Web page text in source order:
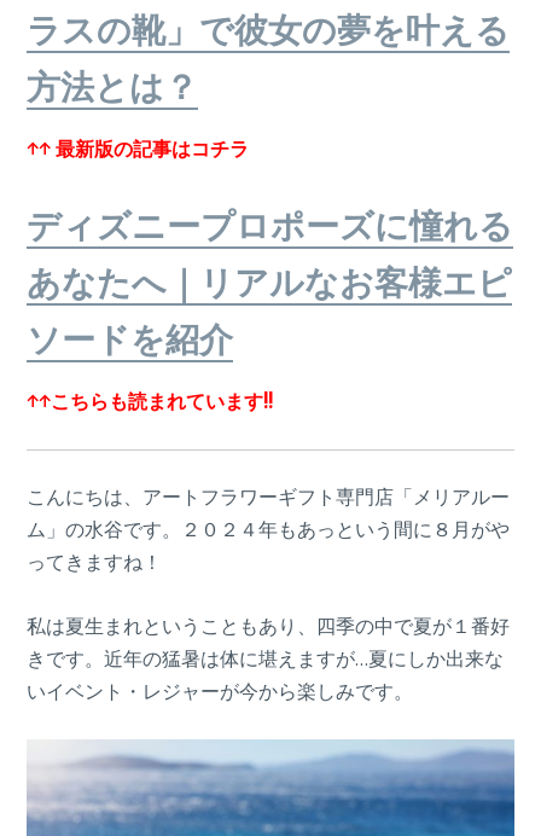
ラスの靴」で彼女の夢を叶える
方法とは？
↑↑ 最新版の記事はコチラ
ディズニープロポーズに憧れる
あなたへ｜リアルなお客様エピ
ソードを紹介
↑↑こちらも読まれています!!
こんにちは、アートフラワーギフト専門店「メリアルー
ム」の水谷です。２０２４年もあっという間に８月がや
ってきますね！
私は夏生まれということもあり、四季の中で夏が１番好
きです。近年の猛暑は体に堪えますが…夏にしか出来な
いイベント・レジャーが今から楽しみです。